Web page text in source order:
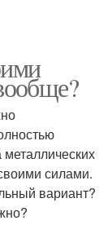
силами.
вариант?